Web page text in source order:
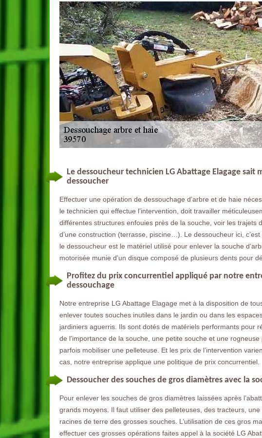
Le dessoucheur technicien LG Abattage Elagage
dessoucher
Effectuer une opération de dessouchage d’arbre et de haie
le technicien qui effectue l’intervention, doit travailler
différentes structures enfouies près de la souche, voir les trajets
d’une construction (terrasse, piscine…). Le dessoucheur ici,
le dessoucheur est le matériel utilisé pour enlever la souche
motorisée munie d’un disque composé de plusieurs dents pour
Profitez du prix concurrentiel appliqué par notre
dessouchage
Notre entreprise LG Abattage Elagage met à la disposition de
enlever toutes souches inutiles dans le jardin ou dans les
jardiniers aguerris. Ils sont dotés de matériels performants pour
de l’importance de la souche, une petite souche et une
parfois mobiliser une pelleteuse. Et les prix de l’intervention
cas, notre entreprise applique une politique de prix concurrentiel.
Dessoucher des souches de gros diamètres avec la
Pour enlever les souches de gros diamètres laissées après
grands moyens. Il faut utiliser des pelleteuses, des tracteurs,
racines de terre des grosses souches. L’utilisation de ces gros
effectuer ces grosses opérations faites appel à la société LG